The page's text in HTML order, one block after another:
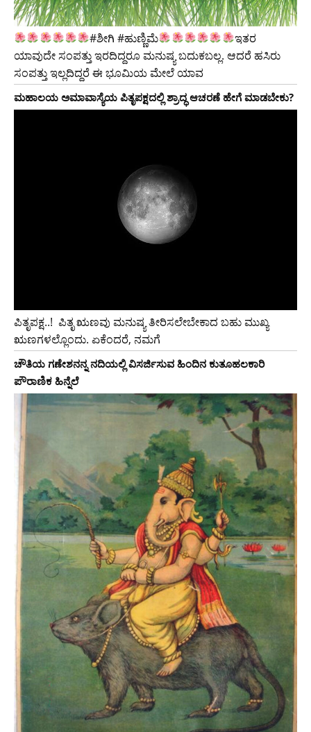
#ಶೀಗಿ #ಹುಣ್ಣಿಮೆ
ಇತರ
ಯಾವುದೇ ಸಂಪತ್ತು ಇರದಿದ್ದರೂ ಮನುಷ್ಯ ಬದುಕಬಲ್ಲ. ಆದರೆ ಹಸಿರು
ಸಂಪತ್ತು ಇಲ್ಲದಿದ್ದರೆ ಈ ಭೂಮಿಯ ಮೇಲೆ ಯಾವ
ಮಹಾಲಯ ಅಮಾವಾಸ್ಯೆಯ ಪಿತೃಪಕ್ಷದಲ್ಲಿ ಶ್ರಾದ್ಧ ಆಚರಣೆ ಹೇಗೆ ಮಾಡಬೇಕು?
ಪಿತೃಪಕ್ಷ..!‌ ‌ ಪಿತೃ ಋಣವು ಮನುಷ್ಯ ತೀರಿಸಲೇಬೇಕಾದ ಬಹು ಮುಖ್ಯ
ಋಣಗಳಲ್ಲೊಂದು. ಏಕೆಂದರೆ, ನಮಗೆ
ಚೌತಿಯ ಗಣೇಶನನ್ನ ನದಿಯಲ್ಲಿ ವಿಸರ್ಜಿಸುವ ಹಿಂದಿನ ಕುತೂಹಲಕಾರಿ
ಪೌರಾಣಿಕ ಹಿನ್ನೆಲೆ